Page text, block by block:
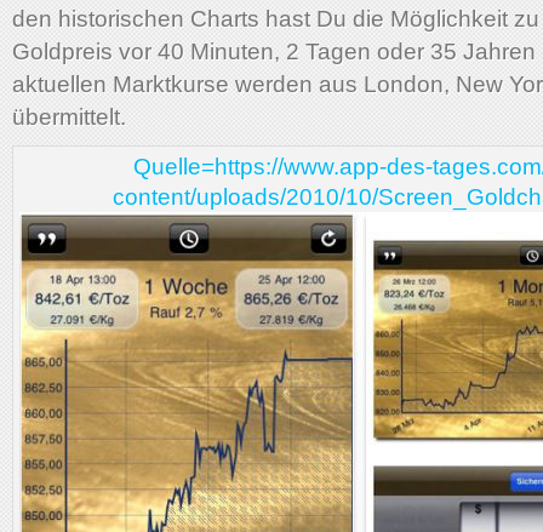
den historischen Charts hast Du die Möglichkeit
Goldpreis vor 40 Minuten, 2 Tagen oder 35 Jahren
aktuellen Marktkurse werden aus London, New
übermittelt.
Quelle=https://www.app-des-
content/uploads/2010/10/